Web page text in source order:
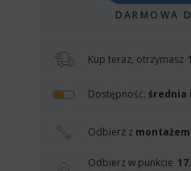
DARMOWA
Kup teraz, otrzymasz
Dostępność: średnia
Odbierz z montażem
Odbierz w punkcie